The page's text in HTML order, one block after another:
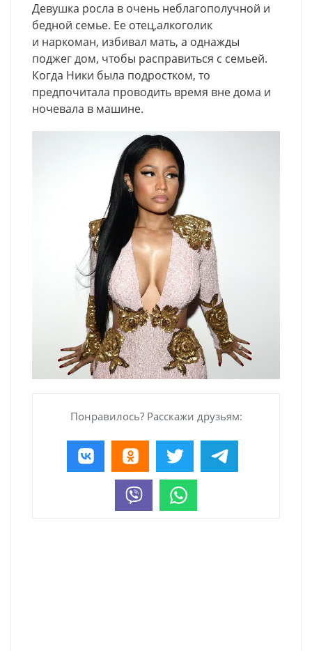
Девушка росла в очень неблагополучной и
бедной семье. Ее отец,алкоголик
и наркоман, избивал мать, а однажды
поджег дом, чтобы расправиться с семьей.
Когда Ники была подростком, то
предпочитала проводить время вне дома и
ночевала в машине.
Понравилось? Расскажи друзьям: